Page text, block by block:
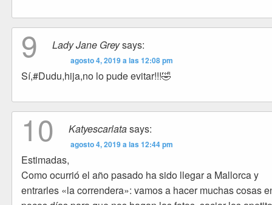
9 Lady Jane Greysays:
agosto 4, 2019 a las 12:08 pm
Sí,#Dudu,hija,no lo pude evitar!!!🤣
10 Katyescarlatasays:
agosto 4, 2019 a las 12:44 pm
Estimadas,
Como ocurrió el año pasado ha sido llegar a Mallorca y
entrarles «la correndera»: vamos a hacer muchas cosas